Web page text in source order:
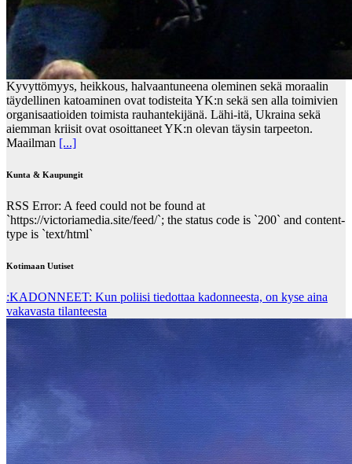
Kyvyttömyys, heikkous, halvaantuneena oleminen sekä moraalin
täydellinen katoaminen ovat todisteita YK:n sekä sen alla toimivien
organisaatioiden toimista rauhantekijänä. Lähi-itä, Ukraina sekä
aiemman kriisit ovat osoittaneet YK:n olevan täysin tarpeeton.
Maailman [...]
Kunta & Kaupungit
RSS Error: A feed could not be found at
`https://victoriamedia.site/feed/`; the status code is `200` and content-
type is `text/html`
Kotimaan Uutiset
:KADONNEET: Kun poliisi tiedottaa kadonneesta, on kyse aina
vakavasta tilanteesta